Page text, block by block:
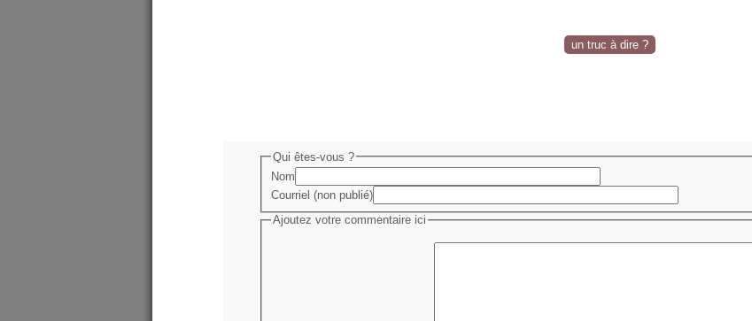
un truc à dire ?
Qui êtes-vous ?
Nom
Courriel (non publié)
Ajoutez votre commentaire ici